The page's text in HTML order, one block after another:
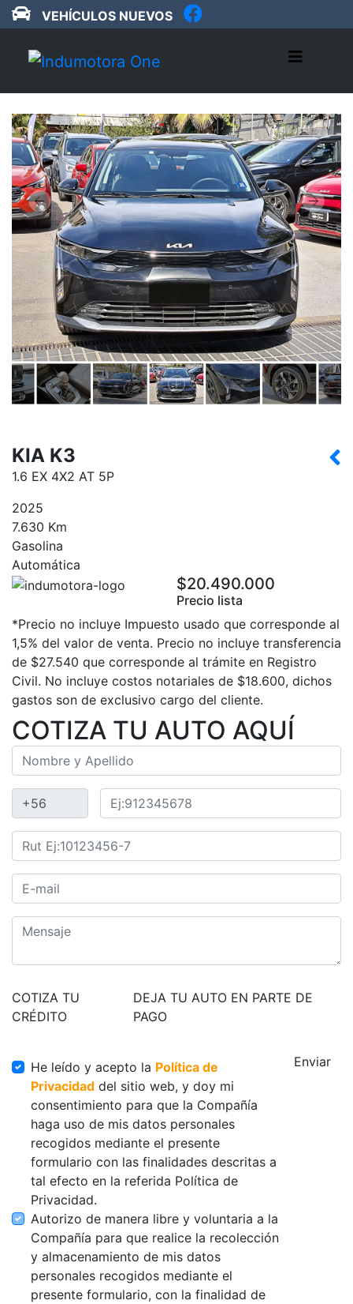
VEHÍCULOS NUEVOS
KIA K3
1.6 EX 4X2 AT 5P
2025
7.630 Km
Gasolina
Automática
$20.490.000
Precio lista
*Precio no incluye Impuesto usado que corresponde al
1,5% del valor de venta. Precio no incluye transferencia
de $27.540 que corresponde al trámite en Registro
Civil. No incluye costos notariales de $18.600, dichos
gastos son de exclusivo cargo del cliente.
COTIZA TU AUTO AQUÍ
COTIZA TU
CRÉDITO
DEJA TU AUTO EN PARTE DE
PAGO
Enviar
He leído y acepto la Política de
Privacidad del sitio web, y doy mi
consentimiento para que la Compañía
haga uso de mis datos personales
recogidos mediante el presente
formulario con las finalidades descritas a
tal efecto en la referida Política de
Privacidad.
Autorizo de manera libre y voluntaria a la
Compañía para que realice la recolección
y almacenamiento de mis datos
personales recogidos mediante el
presente formulario, con la finalidad de